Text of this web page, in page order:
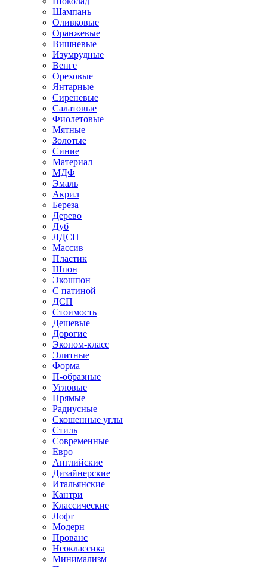
Шампань
Оливковые
Оранжевые
Вишневые
Изумрудные
Венге
Ореховые
Янтарные
Сиреневые
Салатовые
Фиолетовые
Мятные
Золотые
Синие
Материал
МДФ
Эмаль
Акрил
Береза
Дерево
Дуб
ЛДСП
Массив
Пластик
Шпон
Экошпон
С патиной
ДСП
Стоимость
Дешевые
Дорогие
Эконом-класс
Элитные
Форма
П-образные
Угловые
Прямые
Радиусные
Скошенные углы
Стиль
Современные
Евро
Английские
Дизайнерские
Итальянские
Кантри
Классические
Лофт
Модерн
Прованс
Неоклассика
Минимализм